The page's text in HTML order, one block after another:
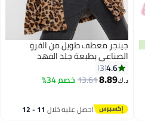
جينجر معطف طويل من الفرو
الصناعي بطبعة جلد الفهد
4.6
3
د.ك‏8.89
13.61خصم 34%
احصل عليه خلال 11 - 12